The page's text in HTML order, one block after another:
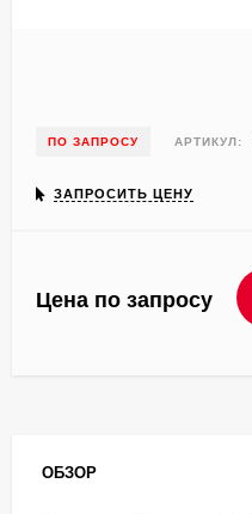
ПО ЗАПРОСУ АРТИКУЛ:
ЗАПРОСИТЬ ЦЕНУ
Цена по запросу
ОБЗОР